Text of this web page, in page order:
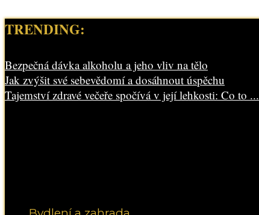
TRENDING:
Bezpečná dávka alkoholu a jeho vliv na tělo
Jak zvýšit své sebevědomí a dosáhnout úspěchu
Tajemství zdravé večeře spočívá v její lehkosti: Co to ...